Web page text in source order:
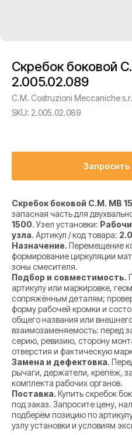
Скребок боковой
2.005.02.089
C.M. Costruzioni Meccaniche
SKU: 2.005.02.089
Скребок боковой C.M. MB
запасная часть для
1500. Узел установки:
узла. Артикул / код товара:
Назначение. Перемещение
формирование циркуляции
зоны смесителя.
Подбор и совместимость.
артикулу или маркировке,
сопряжённым деталям;
форму рабочей кромки и
общего названия или
взаимозаменяемость: перед
серию, ревизию, сторону
отверстия и фактическую
Замена и дефектовка.
рычаги, держатели, крепёж,
комплекта рабочих органов.
Поставка. Купить скребок
под заказ. Запросите цену,
подберём позицию по
узлу установки и условиям